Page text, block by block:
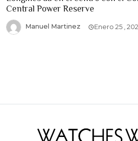
Central Power Reserve
Manuel Martinez Enero 25 ,